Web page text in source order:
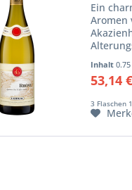
Ein
Aromen
sich in
Eine
Inhalt
53,14
3 Flaschen